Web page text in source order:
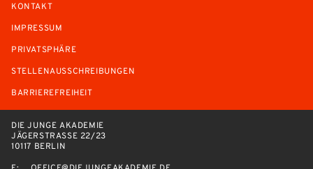
KONTAKT
IMPRESSUM
PRIVATSPHÄRE
STELLENAUSSCHREIBUNGEN
BARRIEREFREIHEIT
DIE JUNGE AKADEMIE
JÄGERSTRASSE 22/23
10117 BERLIN